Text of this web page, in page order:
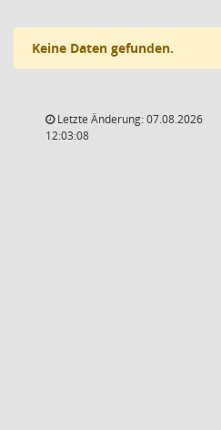
Keine Daten gefunden.
Letzte Änderung: 07.08.2026
12:03:08